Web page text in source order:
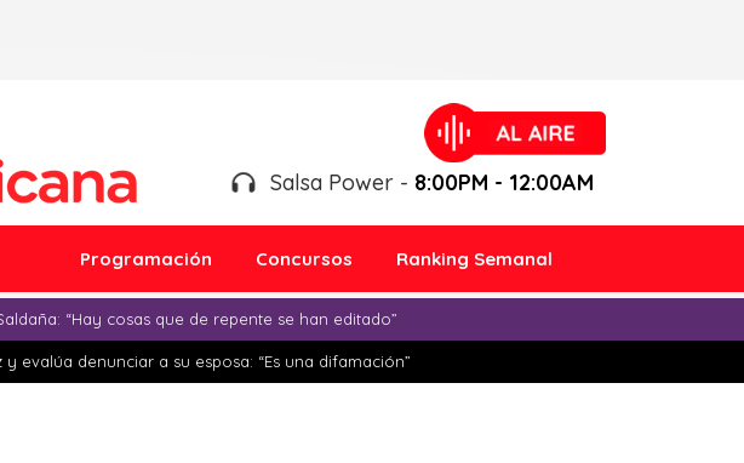
Salsa Power - 8:00PM - 12:00AM
Programación Concursos Ranking Semanal
“Hay cosas que de repente se han editado”
evalúa denunciar a su esposa: “Es una difamación”